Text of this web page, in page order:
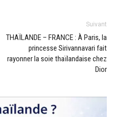
Suivant
THAÏLANDE – FRANCE : À Paris, la
princesse Sirivannavari fait
rayonner la soie thaïlandaise chez
Dior